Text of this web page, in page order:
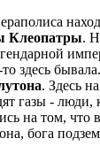
Клеопатры.
здесь
. Здесь
газы - люди,
на том, что
бога